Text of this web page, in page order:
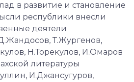
в развитие и становление
республики внесли
деятели
Т.Жургенов,
Н.Торекулов, И.Омаров
литературы
И.Джансугуров,